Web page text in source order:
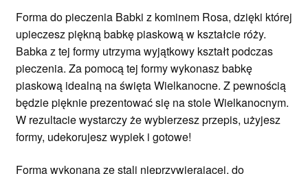
Forma do pieczenia Babki z kominem Rosa, dzięki której
upieczesz piękną babkę piaskową w kształcie róży.
Babka z tej formy utrzyma wyjątkowy kształt podczas
pieczenia. Za pomocą tej formy wykonasz babkę
piaskową idealną na święta Wielkanocne. Z pewnością
będzie pięknie prezentować się na stole Wielkanocnym.
W rezultacie wystarczy że wybierzesz przepis, użyjesz
formy, udekorujesz wypiek i gotowe!
Forma wykonana ze stali nieprzywierającej, do